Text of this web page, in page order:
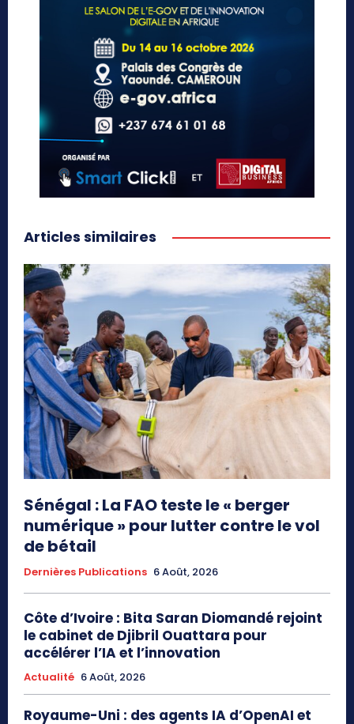
Articles similaires
Sénégal : La FAO teste le « berger
numérique » pour lutter contre le vol
de bétail
Dernières Publications 6 Août, 2026
Côte d’Ivoire : Bita Saran Diomandé rejoint
le cabinet de Djibril Ouattara pour
accélérer l’IA et l’innovation
Actualité 6 Août, 2026
Royaume-Uni : des agents IA d’OpenAI et